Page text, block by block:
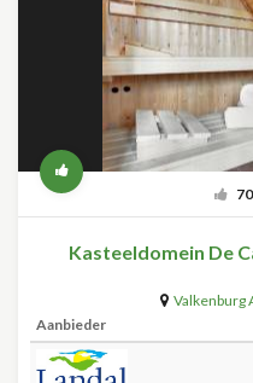
70
Kasteeldomein De
Valkenburg
Aanbieder